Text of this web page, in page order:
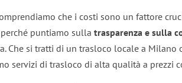
che i costi sono un fattore
puntiamo sulla trasparenza e sulla
Che si tratti di un trasloco locale a Milano
servizi di trasloco di alta qualità a prezzi